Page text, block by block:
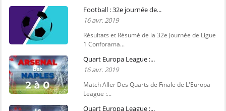
Football : 32e journée de...
16 avr. 2019
Résultats et Résumé de la 32e Journée de Ligue
1 Conforama...
Quart Europa League :...
16 avr. 2019
Match Aller Des Quarts de Finale de L'Europa
League :...
Quart Europa League :...